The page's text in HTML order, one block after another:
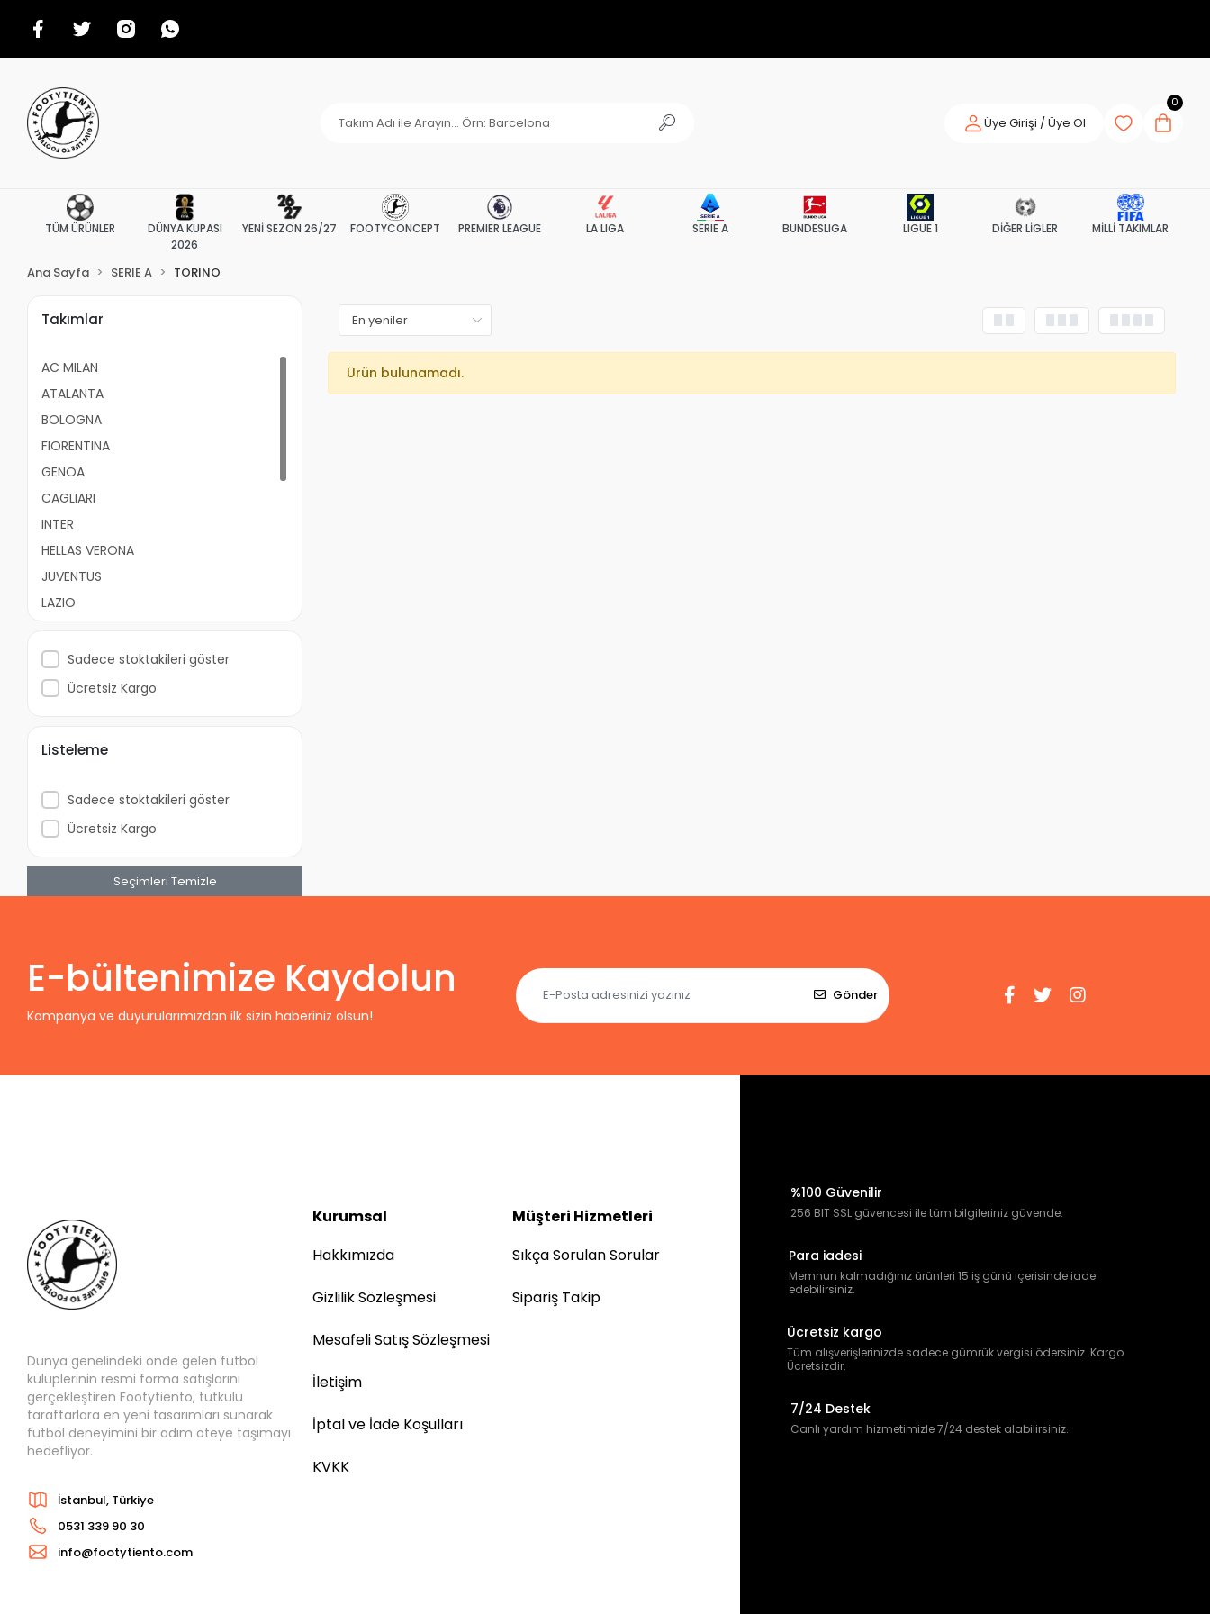
Üye Girişi / Üye Ol
0
TÜM ÜRÜNLER
DÜNYA KUPASI
2026
YENİ SEZON 26/27 FOOTYCONCEPT PREMIER LEAGUE LA LIGA SERIE A BUNDESLIGA LIGUE 1 DİĞER LİGLER MİLLİ TAKIMLAR
Ana Sayfa SERIE A TORINO
Takımlar
AC MILAN
ATALANTA
BOLOGNA
FIORENTINA
GENOA
CAGLIARI
INTER
HELLAS VERONA
JUVENTUS
LAZIO
PARMA
ROMA
SASSUOLO
UDINESE
VENEZIA
Sadece stoktakileri göster
Ücretsiz Kargo
Listeleme
Sadece stoktakileri göster
Ücretsiz Kargo
Seçimleri Temizle
Ürün bulunamadı.
E-bültenimize Kaydolun
Kampanya ve duyurularımızdan ilk sizin haberiniz olsun!
Gönder
Dünya genelindeki önde gelen futbol
kulüplerinin resmi forma satışlarını
gerçekleştiren Footytiento, tutkulu
taraftarlara en yeni tasarımları sunarak
futbol deneyimini bir adım öteye taşımayı
hedefliyor.
İstanbul, Türkiye
0531 339 90 30
info@footytiento.com
Kurumsal
Hakkımızda
Gizlilik Sözleşmesi
Mesafeli Satış Sözleşmesi
İletişim
İptal ve İade Koşulları
KVKK
Müşteri Hizmetleri
Sıkça Sorulan Sorular
Sipariş Takip
%100 Güvenilir
256 BIT SSL güvencesi ile tüm bilgileriniz güvende.
Para iadesi
Memnun kalmadığınız ürünleri 15 iş günü içerisinde iade
edebilirsiniz.
Ücretsiz kargo
Tüm alışverişlerinizde sadece gümrük vergisi ödersiniz. Kargo
Ücretsizdir.
7/24 Destek
Canlı yardım hizmetimizle 7/24 destek alabilirsiniz.